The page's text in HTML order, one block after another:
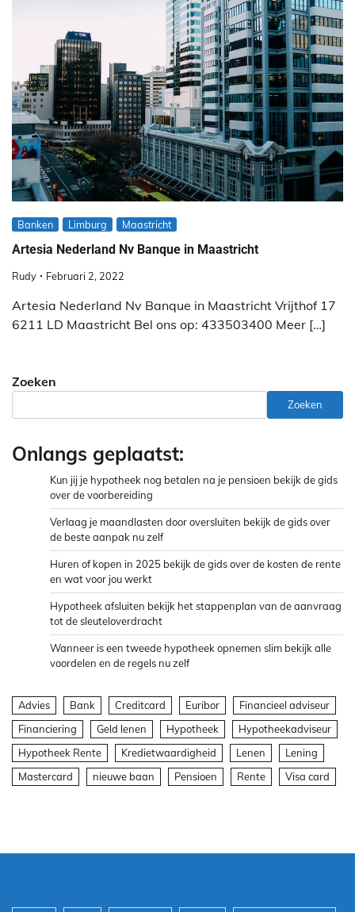
Banken Limburg Maastricht
Artesia Nederland Nv Banque in Maastricht
Rudy Februari 2, 2022
Artesia Nederland Nv Banque in Maastricht Vrijthof 17
6211 LD Maastricht Bel ons op: 433503400 Meer […]
Zoeken
Zoeken
Onlangs geplaatst:
Kun jij je hypotheek nog betalen na je pensioen bekijk de gids
over de voorbereiding
Verlaag je maandlasten door oversluiten bekijk de gids over
de beste aanpak nu zelf
Huren of kopen in 2025 bekijk de gids over de kosten de rente
en wat voor jou werkt
Hypotheek afsluiten bekijk het stappenplan van de aanvraag
tot de sleuteloverdracht
Wanneer is een tweede hypotheek opnemen slim bekijk alle
voordelen en de regels nu zelf
Advies Bank Creditcard Euribor
Financieel adviseur
Financiering
Geld lenen Hypotheek
Hypotheekadviseur
Hypotheek Rente
Kredietwaardigheid Lenen
Lening
Mastercard
nieuwe baan Pensioen Rente Visa card